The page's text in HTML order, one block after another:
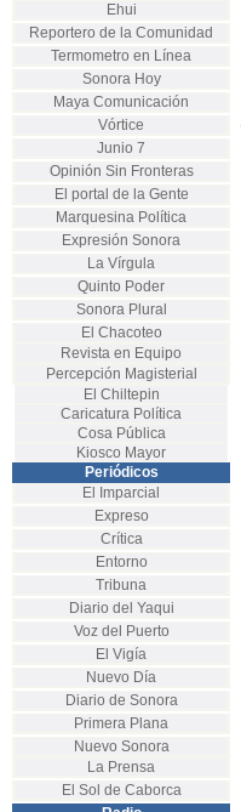
Ehui
Reportero de la Comunidad
Termometro en Línea
Sonora Hoy
Maya Comunicación
Vórtice
Junio 7
Opinión Sin Fronteras
El portal de la Gente
Marquesina Política
Expresión Sonora
La Vírgula
Quinto Poder
Sonora Plural
El Chacoteo
Revista en Equipo
Percepción Magisterial
El Chiltepin
Caricatura Política
Cosa Pública
Kiosco Mayor
Periódicos
El Imparcial
Expreso
Crítica
Entorno
Tribuna
Diario del Yaqui
Voz del Puerto
El Vigía
Nuevo Día
Diario de Sonora
Primera Plana
Nuevo Sonora
La Prensa
El Sol de Caborca